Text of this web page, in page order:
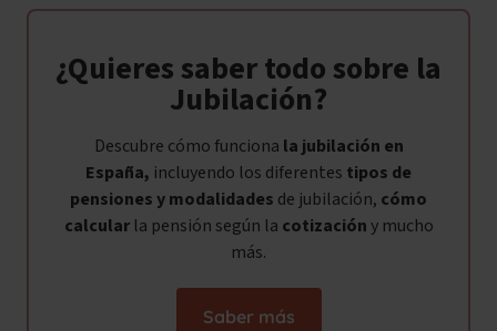
¿Quieres saber todo sobre la
Jubilación?
Descubre cómo funciona la jubilación en
España, incluyendo los diferentes tipos de
pensiones y modalidades de jubilación, cómo
calcularla pensión según la cotizacióny mucho
más.
Saber más